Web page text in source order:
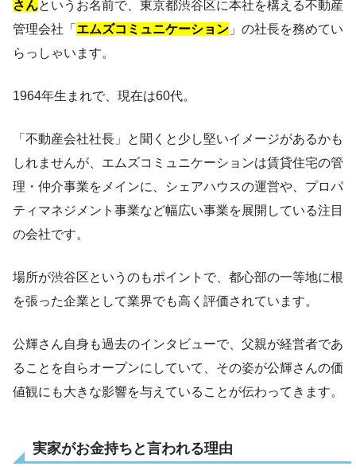
さんというお名前で、東京都渋谷区に本社を構える不動産
管理会社「 エムズコミュニケーション 」の社長を務めてい
らっしゃいます。
1964年生まれで、現在は60代。
「不動産会社社長」と聞くと少し堅いイメージがあるかも
しれませんが、エムズコミュニケーションは賃貸住宅の管
理・仲介事業をメインに、シェアハウスの運営や、プロパ
ティマネジメント事業など幅広い事業を展開している注目
の会社です。
場所が渋谷区というのもポイントで、都心部の一等地に根
を張った企業として業界でも高く評価されています。
公輝さん自身も過去のインタビューで、父親が経営者であ
ることを自らオープンにしていて、その姿が公輝さんの価
値観にも大きな影響を与えていることが伝わってきます。
実家がお金持ちと言われる理由